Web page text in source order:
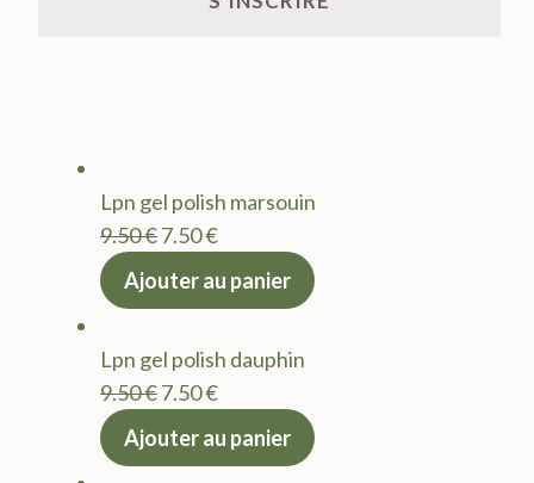
Lpn gel polish marsouin
9.50€Le
prix
9.50 €.
7.50€Le
actuel
7.50 €.
Ajouter au panier
Lpn gel polish dauphin
9.50€Le
prix
7.50€Le
actuel
Ajouter au panier